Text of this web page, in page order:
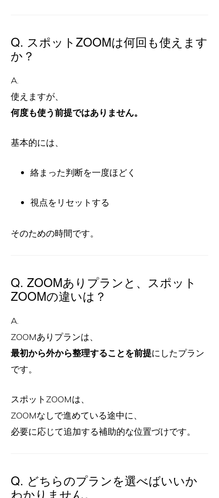
Q. スポットZOOMは何回も使えます
か？
A.
使えますが、
何度も使う前提ではありません。
基本的には、
絡まった判断を一度ほどく
視点をリセットする
そのための時間です。
Q. ZOOMありプランと、スポット
ZOOMの違いは？
A.
ZOOMありプランは、
最初から外から整理することを前提にしたプラン
です。
スポットZOOMは、
ZOOMなしで進めている途中に、
必要に応じて追加する補助的な位置づけです。
Q. どちらのプランを選べばいいか
わかりません。